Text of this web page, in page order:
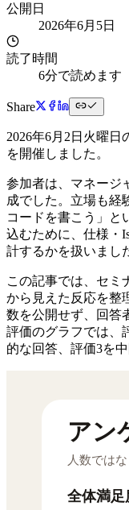
公開日
2026年6月5日
読了時間
6分で読めます
Share
2026年6月2日火曜
を開催しました。
参加者は、マネージ
成でした。立場も経
コードを書こう」と
込むために、仕様・
計するかを扱いまし
この記事では、セミ
から見えた反応を整
数を公開せず、回答
評価のグラフでは、
的な回答、評価3を